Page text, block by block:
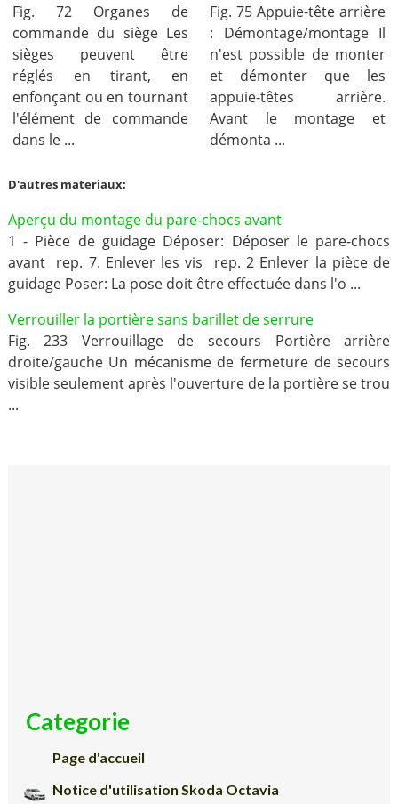
Fig. 72 Organes de
commande du siège Les
sièges peuvent être
réglés en tirant, en
enfonçant ou en tournant
l'élément de commande
dans le ...
Fig. 75 Appuie-tête arrière
: Démontage/montage Il
n'est possible de monter
et démonter que les
appuie-têtes arrière.
Avant le montage et
démonta ...
D'autres materiaux:
Aperçu du montage du pare-chocs avant
1 - Pièce de guidage Déposer: Déposer le pare-chocs
avant rep. 7. Enlever les vis rep. 2 Enlever la pièce de
guidage Poser: La pose doit être effectuée dans l'o ...
Verrouiller la portière sans barillet de serrure
Fig. 233 Verrouillage de secours Portière arrière
droite/gauche Un mécanisme de fermeture de secours
visible seulement après l'ouverture de la portière se trou
...
Categorie
Page d'accueil
Notice d'utilisation Skoda Octavia